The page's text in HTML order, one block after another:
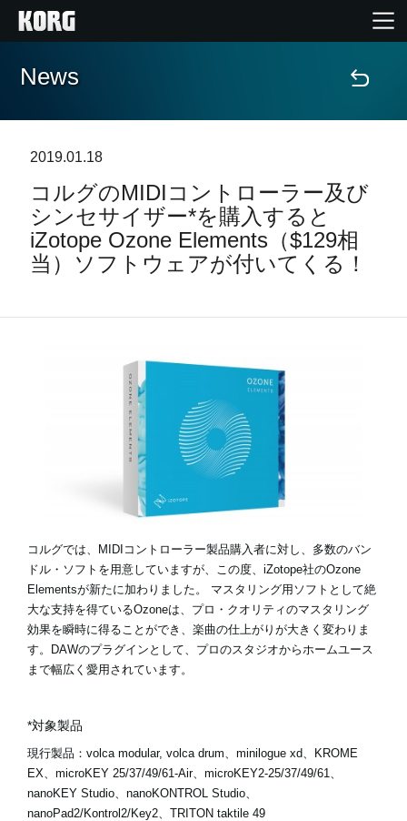
Home
Import Products
Features
Store Locator
Social Media
About KORG
News
2019.01.18
コルグのMIDIコントローラー及び
シンセサイザー*を購入すると
iZotope Ozone Elements（$129相
当）ソフトウェアが付いてくる！
コルグでは、MIDIコントローラー製品購入者に対し、多数のバン
ドル・ソフトを用意していますが、この度、iZotope社のOzone
Elementsが新たに加わりました。 マスタリング用ソフトとして絶
大な支持を得ているOzoneは、プロ・クオリティのマスタリング
効果を瞬時に得ることができ、楽曲の仕上がりが大きく変わりま
す。DAWのプラグインとして、プロのスタジオからホームユース
まで幅広く愛用されています。
*対象製品
現行製品： volca modular, volca drum、minilogue xd、KROME
EX、microKEY 25/37/49/61-Air、microKEY2-25/37/49/61、
nanoKEY Studio、nanoKONTROL Studio、
nanoPad2/Kontrol2/Key2、TRITON taktile 49